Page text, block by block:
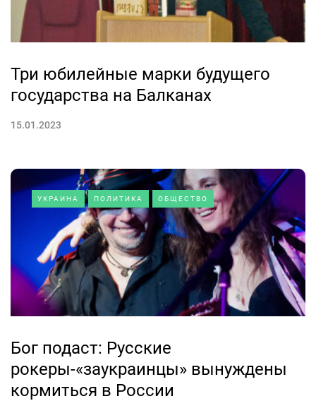
Три юбилейные марки будущего
государства на Балканах
15.01.2023
УКРАИНА ПОЛИТИКА ОБЩЕСТВО
Бог подаст: Русские
рокеры-«заукраинцы» вынуждены
кормиться в России